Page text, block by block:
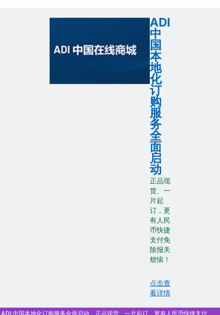
ADI
中
国
本
地
化
订
购
服
务
全
面
启
动
正品现
货、一
片起
订，更
有人民
币快捷
支付免
除报关
烦恼！
点击查
看详情